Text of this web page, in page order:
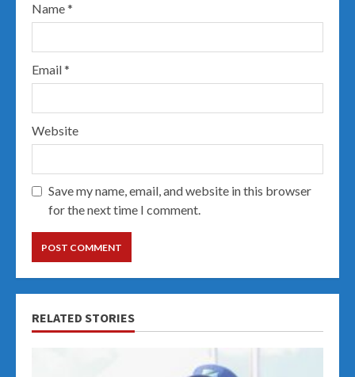
Name*
Email*
Website
Save my name, email, and website in this browser
for the next time I comment.
RELATED STORIES